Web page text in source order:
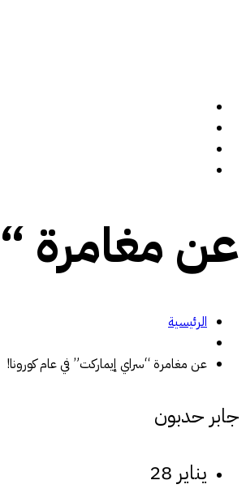
عن مغامرة
الرئيسية
عن مغامرة “سراي إيماركت” في عام كورونا!
جابر حدبون
يناير 28